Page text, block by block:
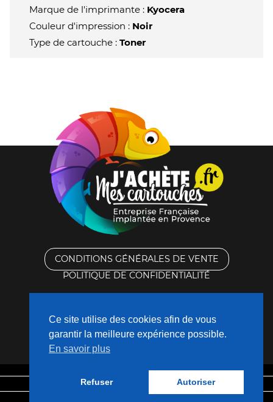
Marque de l'imprimante : Kyocera
Couleur d'impression : Noir
Type de cartouche : Toner
CONDITIONS GÉNÉRALES DE VENTE
POLITIQUE DE CONFIDENTIALITÉ
CONTACTEZ-NOUS
Mentions légales
Ce site utilise des cookies afin de vous
garantir la meilleure expérience possible.
En savoir plus
Refuser Autoriser